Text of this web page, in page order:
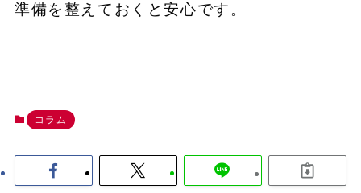
準備を整えておくと安心です。
コラム